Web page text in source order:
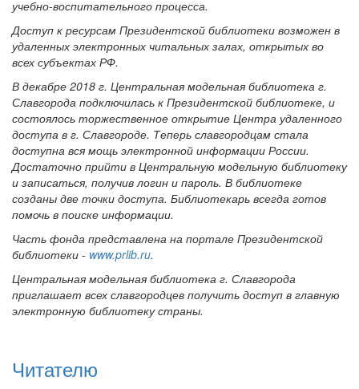
учебно-воспитательного процесса.
Доступ к ресурсам Президентской библиотеки возможен в
удаленных электронных читальных залах, открытых во
всех субъектах РФ.
В декабре 2018 г. Центральная модельная библиотека г.
Славгорода подключилась к Президентской библиотеке, и
состоялось торжественное открытие Центра удаленного
доступа в г. Славгороде. Теперь славгородцам стала
доступна вся мощь электронной информации России.
Достаточно прийти в Центральную модельную библиотеку
и записаться, получив логин и пароль. В библиотеке
созданы две точки доступа. Библиотекарь всегда готов
помочь в поиске информации.
Часть фонда представлена на портале Президентской
библиотеки - www.prlib.ru.
Центральная модельная библиотека г. Славгорода
приглашает всех славгородцев получить доступ в главную
электронную библиотеку страны.
Читателю